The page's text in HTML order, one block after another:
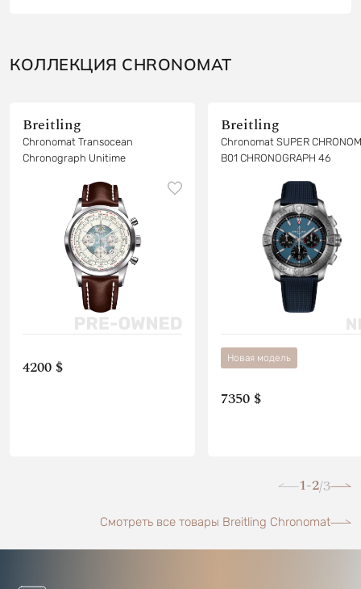
КОЛЛЕКЦИЯ CHRONOMAT
Breitling
Chronomat Transocean
Chronograph Unitime
4200 $
Breitling
Chronomat SUPER
B01 CHRONOGRAPH 46
Новая модель
7350 $
1-2/3
Смотреть все товары Breitling Chronomat